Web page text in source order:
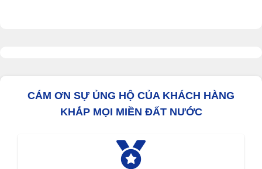
CÁM ƠN SỰ ỦNG HỘ CỦA KHÁCH HÀNG
KHẮP MỌI MIỀN ĐẤT NƯỚC